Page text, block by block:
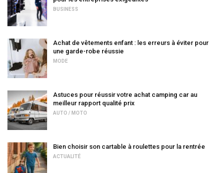
BUSINESS
Achat de vêtements enfant : les erreurs à éviter pour
une garde-robe réussie
MODE
Astuces pour réussir votre achat camping car au
meilleur rapport qualité prix
AUTO / MOTO
Bien choisir son cartable à roulettes pour la rentrée
ACTUALITÉ